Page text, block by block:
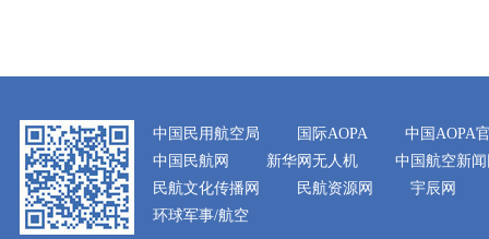
中国民用航空局 国际AOPA
中国AOPA
中国民航网
新华网无人机
中国航空新
民航文化传播网
民航资源网
宇辰网
环球军事/航空